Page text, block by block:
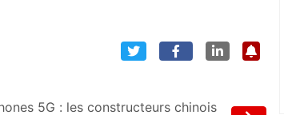
5G : les constructeurs chinois